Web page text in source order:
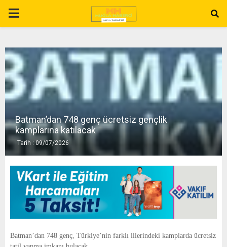
P
I
M
A
R
E
Batman’dan 748 genç ücretsiz gençlik
kamplarına katılacak
Tarih : 09/07/2026
Batman’dan 748 genç, Türkiye’nin farklı illerindeki kamplarda ücretsiz